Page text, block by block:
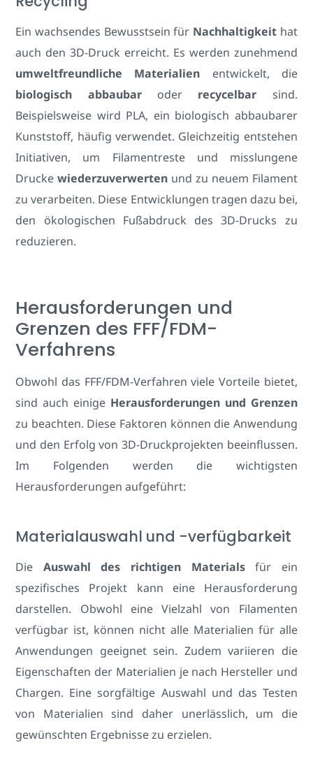
Ein wachsendes Bewusstsein für Nachhaltigkeit hat
auch den 3D-Druck erreicht. Es werden zunehmend
umweltfreundliche Materialien entwickelt, die
biologisch abbaubaroder recycelbar sind.
Beispielsweise wird PLA, ein biologisch abbaubarer
Kunststoff, häufig verwendet. Gleichzeitig entstehen
Initiativen, um Filamentreste und misslungene
Druckewiederzuverwerten und zu neuem Filament
zu verarbeiten. Diese Entwicklungen tragen dazu bei,
den ökologischen Fußabdruck des 3D-Drucks zu
reduzieren.
Herausforderungen und
Grenzen des FFF/FDM-
Verfahrens
Obwohl das FFF/FDM-Verfahren viele Vorteile bietet,
sind auch einige Herausforderungen und Grenzen
zu beachten. Diese Faktoren können die Anwendung
und den Erfolg von 3D-Druckprojekten beeinflussen.
Im Folgenden werden die wichtigsten
Herausforderungen aufgeführt:
Materialauswahl und -verfügbarkeit
Die Auswahl des richtigen Materialsfür ein
spezifisches Projekt kann eine Herausforderung
darstellen. Obwohl eine Vielzahl von Filamenten
verfügbar ist, können nicht alle Materialien für alle
Anwendungen geeignet sein. Zudem variieren die
Eigenschaften der Materialien je nach Hersteller und
Chargen. Eine sorgfältige Auswahl und das Testen
von Materialien sind daher unerlässlich, um die
gewünschten Ergebnisse zu erzielen.